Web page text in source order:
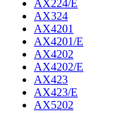
AX224/E
AX324
AX4201
AX4201/E
AX4202
AX4202/E
AX423
AX423/E
AX5202